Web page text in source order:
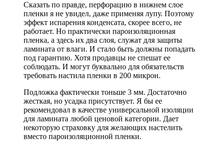
Сказать по правде, перфорацию в нижнем слое
пленки я не увидел, даже применяя лупу. Поэтому
эффект испарения конденсата, скорее всего, не
работает. Но практически пароизоляционная
пленка, а здесь их два слоя, служат для защиты
ламината от влаги. И стало быть должны попадать
под гарантию. Хотя продавцы не спешат ее
соблюдать. И могут буквально для обязательств
требовать настила пленки в 200 микрон.
Подложка фактически тоньше 3 мм. Достаточно
жесткая, но усадка присутствует. Я бы ее
рекомендовал в качестве универсальной изоляции
для ламината любой ценовой категории. Дает
некоторую страховку для желающих настелить
вместо пароизоляционной пленки.